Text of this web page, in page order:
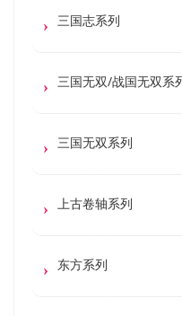
三国志系列
三国无双/战国无双系
三国无双系列
上古卷轴系列
东方系列